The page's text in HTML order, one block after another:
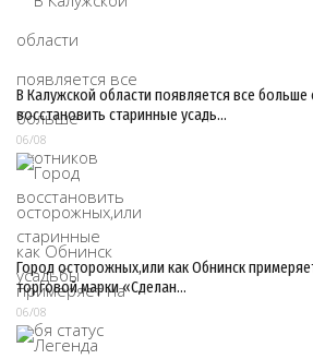
В Калужской области появляется все больше
восстановить старинные усадь…
06/08
Город осторожных,или как Обнинск
торговой марки «Сделан…
06/08